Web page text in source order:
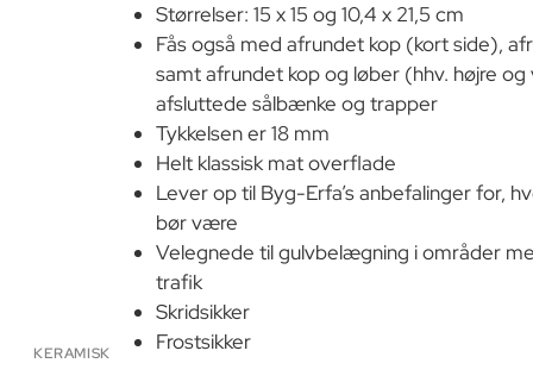
KERAMISK
Størrelser: 15 x 15 og 10,4 x 21,5 cm
Fås også med afrundet kop (kort side),
samt afrundet kop og løber (hhv. højre
afsluttede sålbænke og trapper
Tykkelsen er 18 mm
Helt klassisk mat overflade
Lever op til Byg-Erfa’s anbefalinger for,
bør være
Velegnede til gulvbelægning i områder
trafik
Skridsikker
Frostsikker